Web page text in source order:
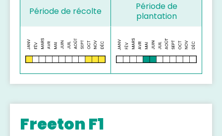
Période de récolte
Période de
plantation
Freeton F1